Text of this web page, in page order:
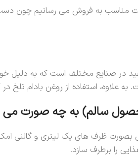
مناسب به فروش می رسانیم چون دست
در صنایع مختلف است که به دلیل
به علاوه، استفاده از روغن بادام
سالم) به چه صورت می
بصورت ظرف های یک لیتری و گالنی
را برطرف سازد.